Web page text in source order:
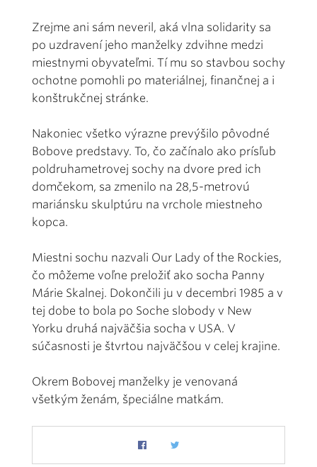
Zrejme ani sám neveril, aká vlna solidarity sa
po uzdravení jeho manželky zdvihne medzi
miestnymi obyvateľmi. Tí mu so stavbou sochy
ochotne pomohli po materiálnej, finančnej a i
konštrukčnej stránke.
Nakoniec všetko výrazne prevýšilo pôvodné
Bobove predstavy. To, čo začínalo ako prísľub
poldruhametrovej sochy na dvore pred ich
domčekom, sa zmenilo na 28,5-metrovú
mariánsku skulptúru na vrchole miestneho
kopca.
Miestni sochu nazvali Our Lady of the Rockies,
čo môžeme voľne preložiť ako socha Panny
Márie Skalnej. Dokončili ju v decembri 1985 a v
tej dobe to bola po Soche slobody v New
Yorku druhá najväčšia socha v USA. V
súčasnosti je štvrtou najväčšou v celej krajine.
Okrem Bobovej manželky je venovaná
všetkým ženám, špeciálne matkám.